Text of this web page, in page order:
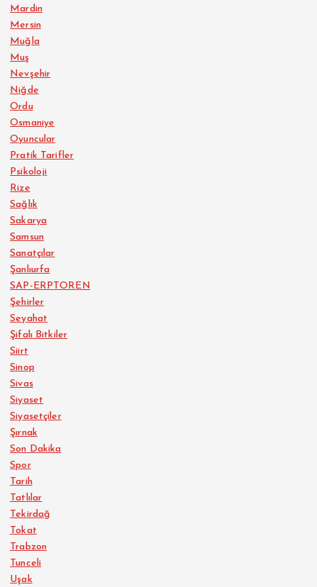
Mardin
Mersin
Muğla
Muş
Nevşehir
Niğde
Ordu
Osmaniye
Oyuncular
Pratik Tarifler
Psikoloji
Rize
Sağlık
Sakarya
Samsun
Sanatçılar
Şanlıurfa
SAP-ERPTOREN
Şehirler
Seyahat
Şifalı Bitkiler
Siirt
Sinop
Sivas
Siyaset
Siyasetçiler
Şırnak
Son Dakika
Spor
Tarih
Tatlılar
Tekirdağ
Tokat
Trabzon
Tunceli
Uşak